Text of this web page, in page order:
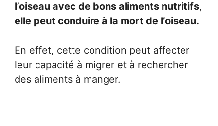
l’oiseau avec de bons aliments nutritifs,
elle peut conduire à la mort de l’oiseau.
En effet, cette condition peut affecter
leur capacité à migrer et à rechercher
des aliments à manger.